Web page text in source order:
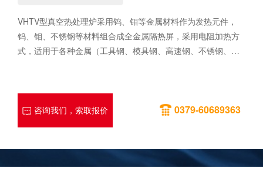
VHTV型真空热处理炉采用钨、钼等金属材料作为发热元件，
钨、钼、不锈钢等材料组合成全金属隔热屏，采用电阻加热方
式，适用于各种金属（工具钢、模具钢、高速钢、不锈钢、
方形。根据不同的装料方式，可分为卧式炉和立式炉。该设备
广泛应用于材料热处理、冶金、航空航天及钨钼难容金属加工
温材料选用多层金属隔热屏，可以分区控温，也可以独立控
制，确保设备炉温均匀性达到使用要求。4.配置快速冷却系
咨询我们，索取报价 0379-60689363